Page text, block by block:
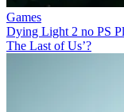
Games
Dying Light 2 no PS
The Last of Us’?